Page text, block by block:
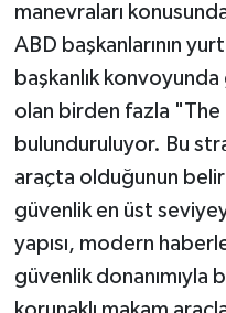
manevraları
ABD başkanlarının
başkanlık konvoyunda
olan birden fazla "The
bulunduruluyor. Bu
araçta olduğunun
güvenlik en üst
yapısı, modern
güvenlik donanımıyla